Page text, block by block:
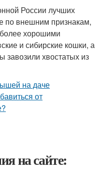
России лучших
по внешним признакам,
хорошими
и сибирские кошки, а
завозили хвостатых из
на сайте: